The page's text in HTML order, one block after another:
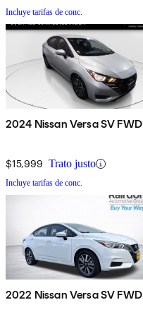
Incluye tarifas de conc.
2024 Nissan Versa SV FWD
$15,999 Trato justo
Incluye tarifas de conc.
2022 Nissan Versa SV FWD